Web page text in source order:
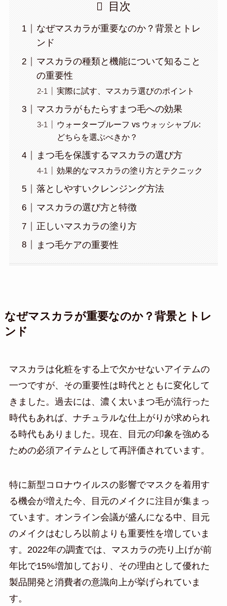
目次
なぜマスカラが重要なのか？背景とトレ
ンド
マスカラの種類と機能について知ること
の重要性
実際に試す、マスカラ選びのポイント
マスカラがもたらすまつ毛への効果
ウォータープルーフ vs ウォッシャブル:
どちらを選ぶべきか？
まつ毛を保護するマスカラの選び方
効果的なマスカラの塗り方とテクニック
落としやすいクレンジング方法
マスカラの選び方と特徴
正しいマスカラの塗り方
まつ毛ケアの重要性
なぜマスカラが重要なのか？背景とトレ
ンド
マスカラは化粧をする上で欠かせないアイテムの
一つですが、その重要性は時代とともに変化して
きました。過去には、濃く太いまつ毛が流行った
時代もあれば、ナチュラルな仕上がりが求められ
る時代もありました。現在、目元の印象を強める
ための必須アイテムとして再評価されています。
特に新型コロナウイルスの影響でマスクを着用す
る機会が増えた今、目元のメイクに注目が集まっ
ています。オンライン会議が盛んになる中、目元
のメイクはむしろ以前よりも重要性を増していま
す。2022年の調査では、マスカラの売り上げが前
年比で15%増加しており、その理由として優れた
製品開発と消費者の意識向上が挙げられていま
す。